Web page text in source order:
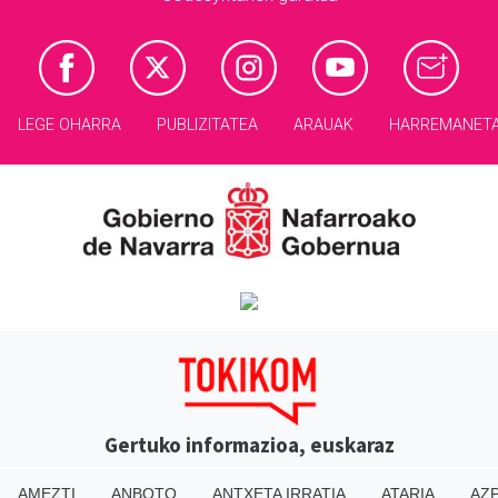
LEGE OHARRA PUBLIZITATEA ARAUAK
Gertuko informazioa, euskaraz
AMEZTI ANBOTO ANTXETA IRRATIA ATARIA